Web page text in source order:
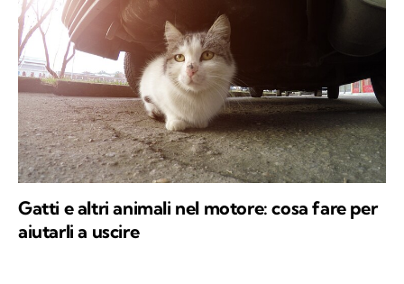
Gatti e altri animali nel motore: cosa fare per
aiutarli a uscire